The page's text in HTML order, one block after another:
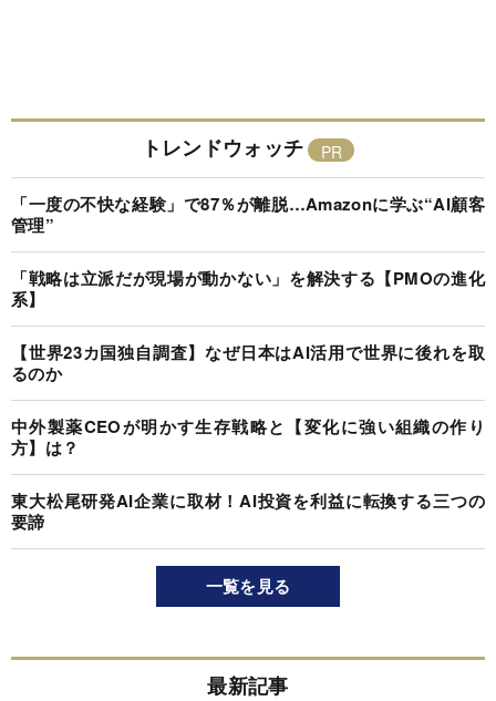
トレンドウォッチ
「一度の不快な経験」で87％が離脱…Amazonに学ぶ“AI顧客
管理”
「戦略は立派だが現場が動かない」を解決する【PMOの進化
系】
【世界23カ国独自調査】なぜ日本はAI活用で世界に後れを取
るのか
中外製薬CEOが明かす生存戦略と【変化に強い組織の作り
方】は？
東大松尾研発AI企業に取材！AI投資を利益に転換する三つの
要諦
一覧を見る
最新記事